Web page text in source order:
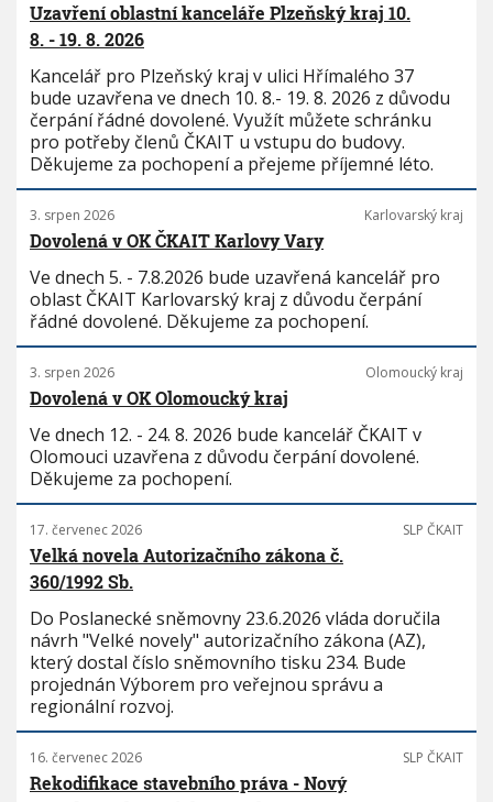
Uzavření oblastní kanceláře Plzeňský kraj 10.
8. - 19. 8. 2026
Kancelář pro Plzeňský kraj v ulici Hřímalého 37
bude uzavřena ve dnech 10. 8.- 19. 8. 2026 z důvodu
čerpání řádné dovolené. Využít můžete schránku
pro potřeby členů ČKAIT u vstupu do budovy.
Děkujeme za pochopení a přejeme příjemné léto.
3. srpen 2026 Karlovarský kraj
Dovolená v OK ČKAIT Karlovy Vary
Ve dnech 5. - 7.8.2026 bude uzavřená kancelář pro
oblast ČKAIT Karlovarský kraj z důvodu čerpání
řádné dovolené. Děkujeme za pochopení.
3. srpen 2026 Olomoucký kraj
Dovolená v OK Olomoucký kraj
Ve dnech 12. - 24. 8. 2026 bude kancelář ČKAIT v
Olomouci uzavřena z důvodu čerpání dovolené.
Děkujeme za pochopení.
17. červenec 2026 SLP ČKAIT
Velká novela Autorizačního zákona č.
360/1992 Sb.
Do Poslanecké sněmovny 23.6.2026 vláda doručila
návrh "Velké novely" autorizačního zákona (AZ),
který dostal číslo sněmovního tisku 234. Bude
projednán Výborem pro veřejnou správu a
regionální rozvoj.
16. červenec 2026 SLP ČKAIT
Rekodifikace stavebního práva - Nový